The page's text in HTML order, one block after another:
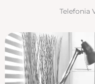
Telefonia